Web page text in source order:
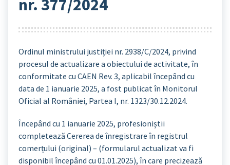
nr. 377/2024
Ordinul ministrului justiției nr. 2938/C/2024, privind
procesul de actualizare a obiectului de activitate, în
conformitate cu CAEN Rev. 3, aplicabil începând cu
data de 1 ianuarie 2025, a fost publicat în Monitorul
Oficial al României, Partea I, nr. 1323/30.12.2024.
Începând cu 1 ianuarie 2025, profesioniștii
completează Cererea de înregistrare în registrul
comerțului (original) – (formularul actualizat va fi
disponibil începând cu 01.01.2025), în care precizează